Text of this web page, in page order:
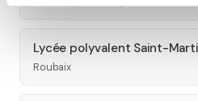
Lycée polyvalent Saint-
Roubaix